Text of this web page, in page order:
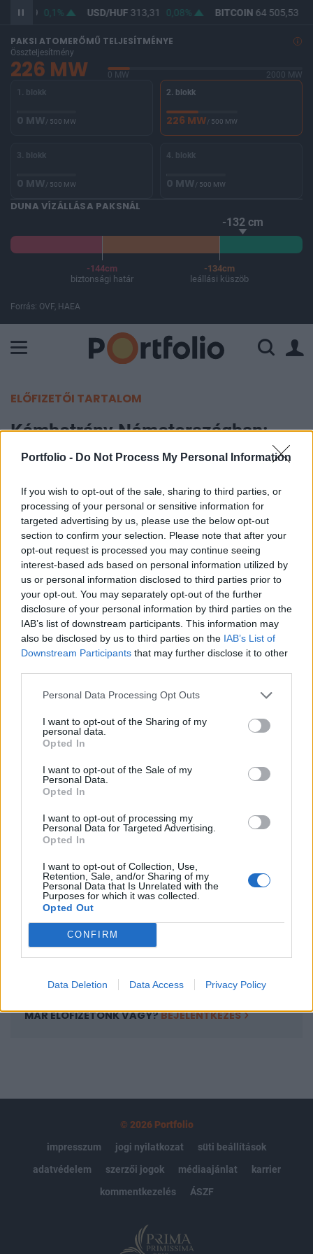
Portfolio - Do Not Process My Personal Information
If you wish to opt-out of the sale, sharing to third parties, or
processing of your personal or sensitive information for
targeted advertising by us, please use the below opt-out
section to confirm your selection. Please note that after your
opt-out request is processed you may continue seeing
interest-based ads based on personal information utilized by
us or personal information disclosed to third parties prior to
your opt-out. You may separately opt-out of the further
disclosure of your personal information by third parties on the
IAB’s list of downstream participants. This information may
also be disclosed by us to third parties on the IAB’s List of
Downstream Participants that may further disclose it to other
Personal Data Processing Opt Outs
I want to opt-out of the Sharing of my
personal data.
Opted In
I want to opt-out of the Sale of my
Personal Data.
Opted In
I want to opt-out of processing my
Personal Data for Targeted Advertising.
Opted In
I want to opt-out of Collection, Use,
Retention, Sale, and/or Sharing of my
Personal Data that Is Unrelated with the
Purposes for which it was collected.
Opted Out
CONFIRM
Data Deletion Data Access Privacy Policy
362,09 0,1% USD/HUF313,31 0,08% BITCOIN64 505,53
PAKSI ATOMERŐMŰ TELJESÍTMÉNYE
Összteljesítmény
226 MW 0 MW
2000 MW
1. blokk
0 MW/ 500 MW
2. blokk
226 MW/ 500 MW
3. blokk
0 MW/ 500 MW
4. blokk
0 MW/ 500 MW
DUNA VÍZÁLLÁSA PAKSNÁL
-132 cm
-144cm
biztonsági határ
-134cm
leállási küszöb
Forrás: OVF, HAEA
ELŐFIZETŐI TARTALOM
Kémbotrány Németországban:
elítéltek egy orosz doktoranduszt
MTI
2022. április 13. 14:51
Egy év felfüggesztett börtönbüntetést kapott az az
orosz doktorandusz hallgató, aki az ítélet szerint
az orosz titkosszolgálatnak készített kutatásokat
az Augsburgi Egyetemen - tudatta szerdán a
törvényszék.
A 30 éves orosz egyetemi kutató tagadta bűnösségét. Nem
vagyok ügynök - jelentette ki a tárgyalás során. Ugyanakkor
beismerte, hogy nyilvánosan elérhető információkat adott
át a müncheni orosz főkonzulátus egyik alkalmazottjának,
Szolgálatnak (SzVR) dolgozott. Az orosz doktorandusz
elítélt hallgatója azt állította...
KEDVES OLVASÓNK!
A keresett cikk a portfolio.hu hírarchívumához
tartozik, melynek olvasása előfizetéses
Az előfizetés a következőket tartalmazza:
Portfolio.hu teljes cikkarchívum
Kötéslisták: BÉT elmúlt 2 év napon belüli
kötéslistái
MÁR ELŐFIZETŐNK VAGY?BEJELENTKEZÉS
© 2026 Portfolio
impresszum
jogi nyilatkozat
süti beállítások
adatvédelem
szerzői jogok médiaajánlat
karrier
kommentkezelés
ÁSZF